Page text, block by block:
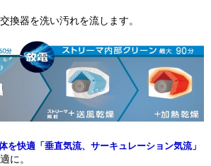
換器を洗い汚れを流します。
を快適「垂直気流、サーキュレーション気流」
に。